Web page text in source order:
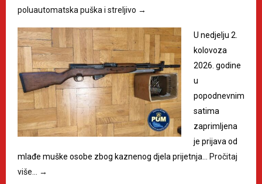
poluautomatska puška i streljivo →
U nedjelju 2.
kolovoza
2026. godine
u
popodnevnim
satima
zaprimljena
je prijava od
mlađe muške osobe zbog kaznenog djela prijetnja…
Pročitaj
više…
→